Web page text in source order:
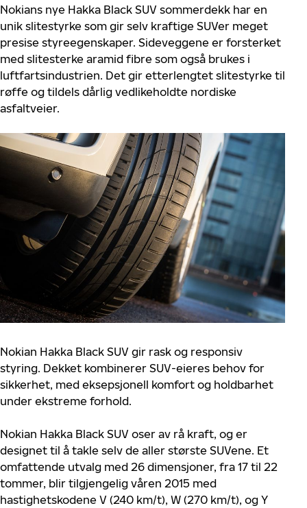
Nokians nye Hakka Black SUV sommerdekk har en
unik slitestyrke som gir selv kraftige SUVer meget
presise styreegenskaper. Sideveggene er forsterket
med slitesterke aramid fibre som også brukes i
luftfartsindustrien. Det gir etterlengtet slitestyrke til
røffe og tildels dårlig vedlikeholdte nordiske
asfaltveier.
Nokian Hakka Black SUV gir rask og responsiv
styring. Dekket kombinerer SUV-eieres behov for
sikkerhet, med eksepsjonell komfort og holdbarhet
under ekstreme forhold.
Nokian Hakka Black SUV oser av rå kraft, og er
designet til å takle selv de aller største SUVene. Et
omfattende utvalg med 26 dimensjoner, fra 17 til 22
tommer, blir tilgjengelig våren 2015 med
hastighetskodene V (240 km/t), W (270 km/t), og Y